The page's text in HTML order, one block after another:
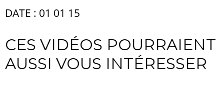
DATE : 01 01 15
CES VIDÉOS POURRAIENT
AUSSI VOUS INTÉRESSER